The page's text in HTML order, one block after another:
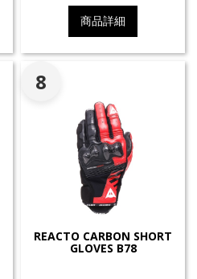
商品詳細
8
REACTO CARBON SHORT
GLOVES B78